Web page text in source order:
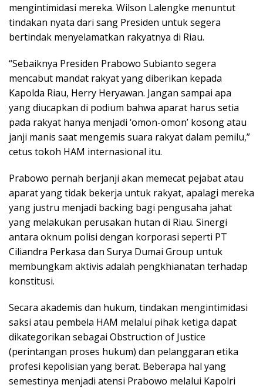
mengintimidasi mereka. Wilson Lalengke menuntut
tindakan nyata dari sang Presiden untuk segera
bertindak menyelamatkan rakyatnya di Riau.
“Sebaiknya Presiden Prabowo Subianto segera
mencabut mandat rakyat yang diberikan kepada
Kapolda Riau, Herry Heryawan. Jangan sampai apa
yang diucapkan di podium bahwa aparat harus setia
pada rakyat hanya menjadi ‘omon-omon’ kosong atau
janji manis saat mengemis suara rakyat dalam pemilu,”
cetus tokoh HAM internasional itu.
Prabowo pernah berjanji akan memecat pejabat atau
aparat yang tidak bekerja untuk rakyat, apalagi mereka
yang justru menjadi backing bagi pengusaha jahat
yang melakukan perusakan hutan di Riau. Sinergi
antara oknum polisi dengan korporasi seperti PT
Ciliandra Perkasa dan Surya Dumai Group untuk
membungkam aktivis adalah pengkhianatan terhadap
konstitusi.
Secara akademis dan hukum, tindakan mengintimidasi
saksi atau pembela HAM melalui pihak ketiga dapat
dikategorikan sebagai Obstruction of Justice
(perintangan proses hukum) dan pelanggaran etika
profesi kepolisian yang berat. Beberapa hal yang
semestinya menjadi atensi Prabowo melalui Kapolri